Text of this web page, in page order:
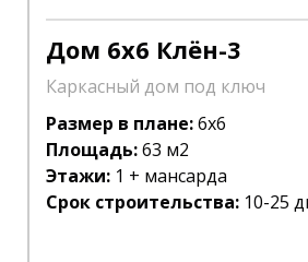
Дом 6х6 Клён-3
Каркасный дом под ключ
Размер в плане:6х6
Площадь:63 м2
Этажи: 1 + мансарда
Срок строительства: 10-25